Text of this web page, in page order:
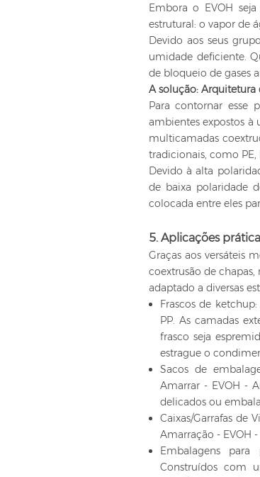
Embora o EVOH
estrutural: o vapor de
Devido aos seus
umidade deficiente.
de bloqueio de gases
A solução: Arquitetura
Para contornar esse
ambientes expostos à
multicamadas
tradicionais, como PE,
Devido à alta
de baixa polaridade
colocada entre eles
5. Aplicações
Graças aos versáteis
coextrusão de
adaptado a diversas
Frascos de
PP. As camadas
frasco seja
estrague o
Sacos de
Amarrar - EVOH -
delicados ou
Caixas/Garrafas de
Amarração - EVOH -
Embalagens
Construídos com